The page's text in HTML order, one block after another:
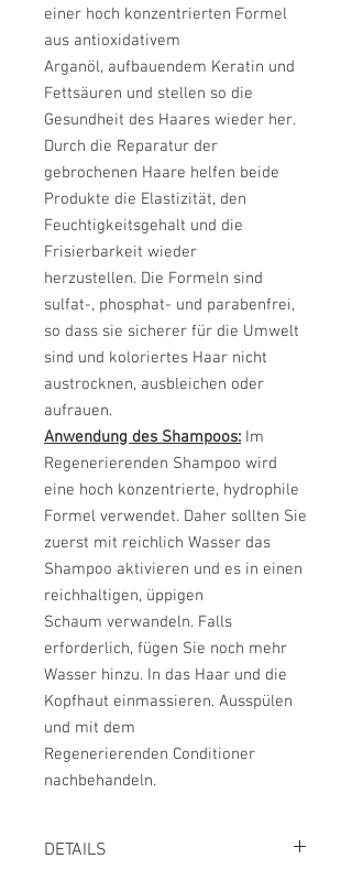
einer hoch konzentrierten Formel
aus antioxidativem
Arganöl, aufbauendem Keratin und
Fettsäuren und stellen so die
Gesundheit des Haares wieder her.
Durch die Reparatur der
gebrochenen Haare helfen beide
Produkte die Elastizität, den
Feuchtigkeitsgehalt und die
Frisierbarkeit wieder
herzustellen. Die Formeln sind
sulfat-, phosphat- und parabenfrei,
so dass sie sicherer für die Umwelt
sind und koloriertes Haar nicht
austrocknen, ausbleichen oder
aufrauen.
Anwendung des Shampoos: Im
Regenerierenden Shampoo wird
eine hoch konzentrierte, hydrophile
Formel verwendet. Daher sollten Sie
zuerst mit reichlich Wasser das
Shampoo aktivieren und es in einen
reichhaltigen, üppigen
Schaum verwandeln. Falls
erforderlich, fügen Sie noch mehr
Wasser hinzu. In das Haar und die
Kopfhaut einmassieren. Ausspülen
und mit dem
Regenerierenden Conditioner
nachbehandeln.
DETAILS